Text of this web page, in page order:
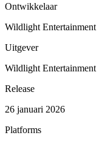
Ontwikkelaar
Wildlight Entertainment
Uitgever
Wildlight Entertainment
Release
26 januari 2026
Platforms